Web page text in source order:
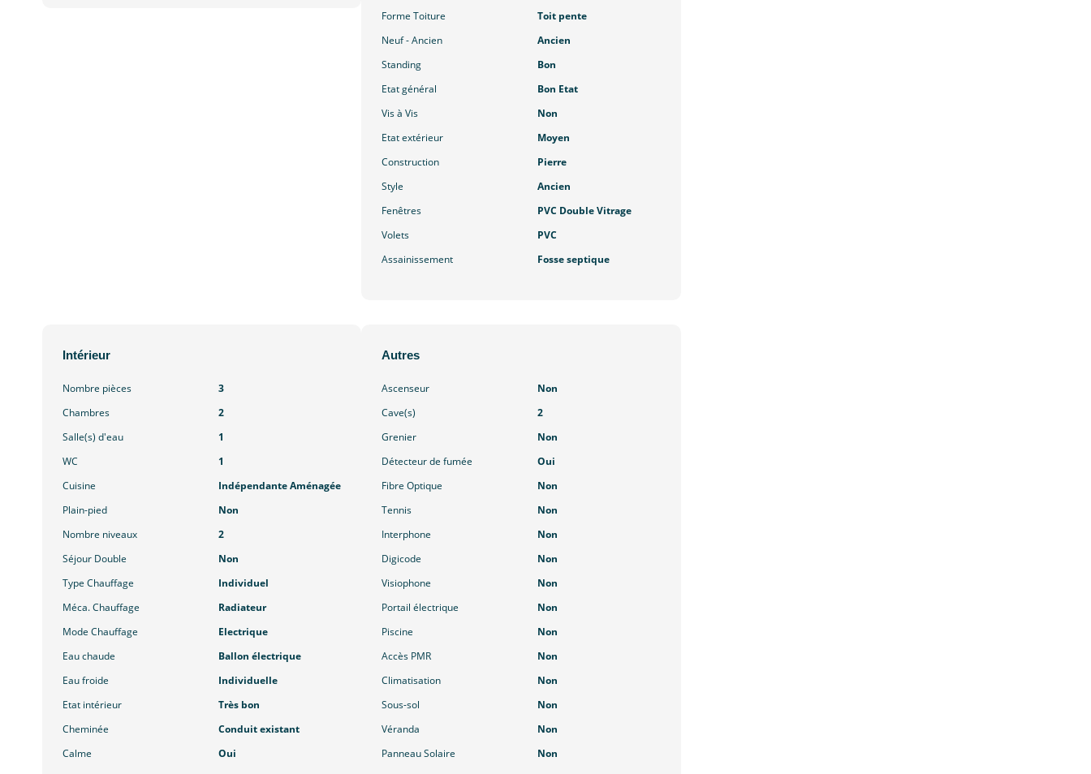
Forme Toiture
Toit pente
Neuf - Ancien
Ancien
Standing
Bon
Etat général
Bon Etat
Vis à Vis
Non
Etat extérieur
Moyen
Construction
Pierre
Style
Ancien
Fenêtres
PVC Double Vitrage
Volets
PVC
Assainissement
Fosse septique
Intérieur
Nombre pièces
3
Chambres
2
Salle(s) d'eau
1
WC
1
Cuisine
Indépendante Aménagée
Plain-pied
Non
Nombre niveaux
2
Séjour Double
Non
Type Chauffage
Individuel
Méca. Chauffage
Radiateur
Mode Chauffage
Electrique
Eau chaude
Ballon électrique
Eau froide
Individuelle
Etat intérieur
Très bon
Cheminée
Conduit existant
Calme
Oui
Autres
Ascenseur
Non
Cave(s)
2
Grenier
Non
Détecteur de fumée
Oui
Fibre Optique
Non
Tennis
Non
Interphone
Non
Digicode
Non
Visiophone
Non
Portail électrique
Non
Piscine
Non
Accès PMR
Non
Climatisation
Non
Sous-sol
Non
Véranda
Non
Panneau Solaire
Non